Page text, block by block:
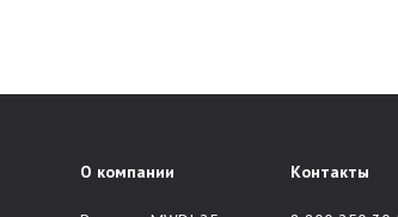
О компании Контакты